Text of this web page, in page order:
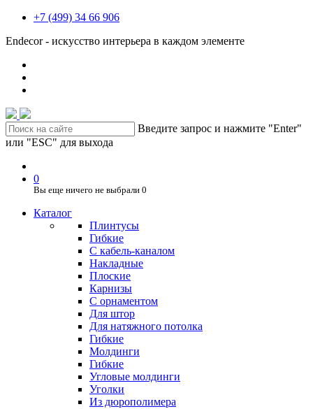
+7 (499) 34 66 906
Endecor - искусство интерьера в каждом элементе
Введите запрос и нажмите "Enter"
или "ESC" для выхода
0
Вы еще ничего не выбрали 0
Каталог
Плинтусы
Гибкие
C кабель-каналом
Накладные
Плоские
Карнизы
С орнаментом
Для штор
Для натяжного потолка
Гибкие
Молдинги
Гибкие
Угловые молдинги
Уголки
Из дюрополимера